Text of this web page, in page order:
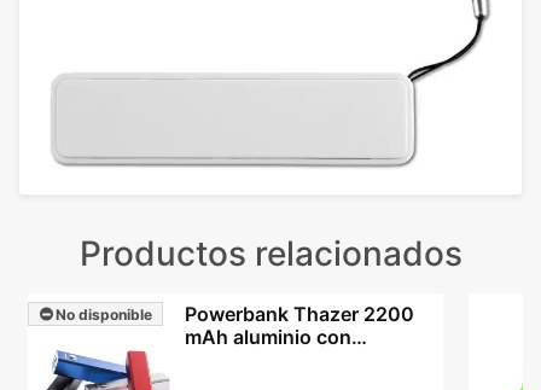
Productos relacionados
No disponible
Powerbank Thazer 2200
mAh aluminio con